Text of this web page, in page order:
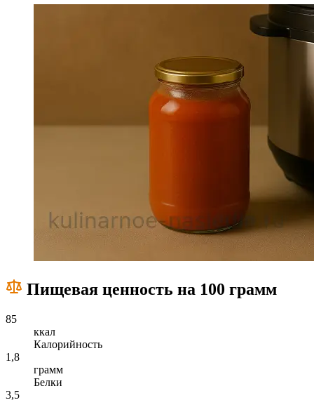
Пищевая ценность на 100 грамм
85
ккал
Калорийность
1,8
грамм
Белки
3,5